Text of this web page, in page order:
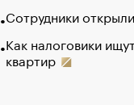
Сотрудники
Как налоговики
квартир